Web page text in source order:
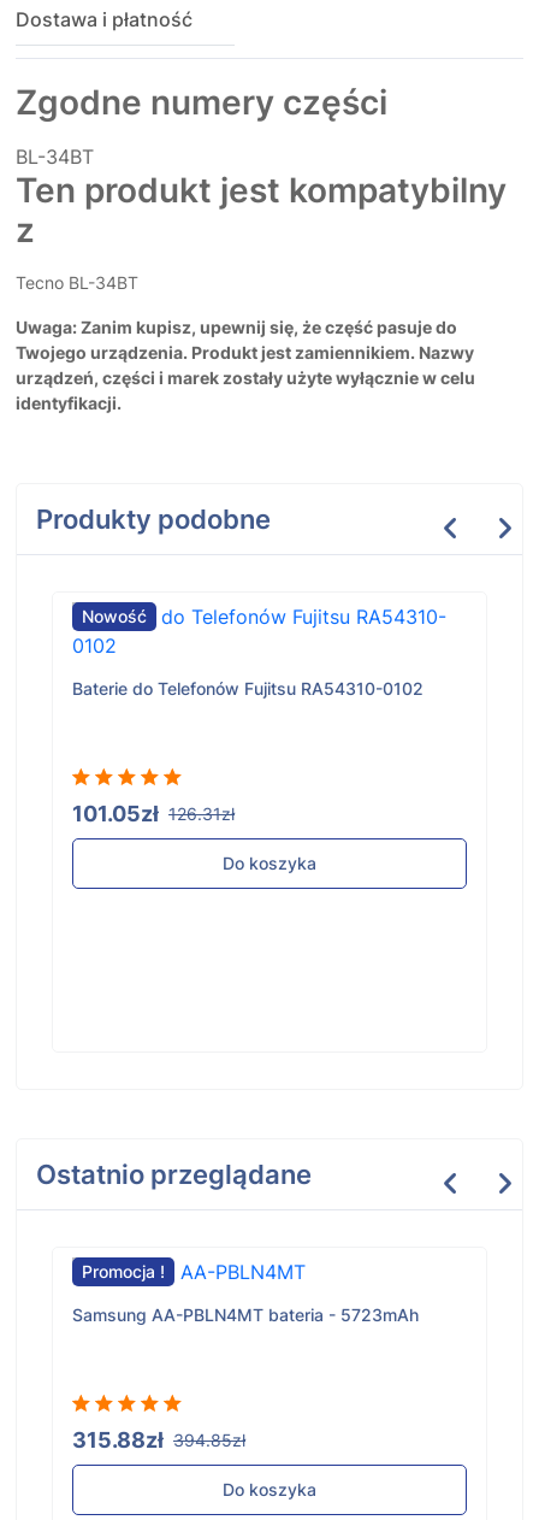
Dostawa i płatność
Zgodne numery części
BL-34BT
Ten produkt jest kompatybilny
z
Tecno BL-34BT
Uwaga: Zanim kupisz, upewnij się, że część pasuje do
Twojego urządzenia. Produkt jest zamiennikiem. Nazwy
urządzeń, części i marek zostały użyte wyłącznie w celu
identyfikacji.
Produkty podobne
Nowość
Baterie do Telefonów Fujitsu RA54310-0102
101.05zł 126.31zł
Do koszyka
Ostatnio przeglądane
Promocja !
Samsung AA-PBLN4MT bateria - 5723mAh
315.88zł 394.85zł
Do koszyka